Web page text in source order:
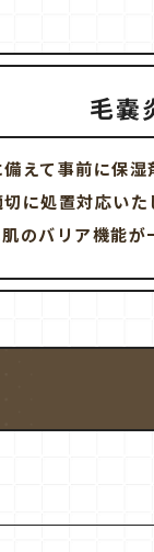
毛嚢
えて事前に保
に処置対応い
のバリア機能